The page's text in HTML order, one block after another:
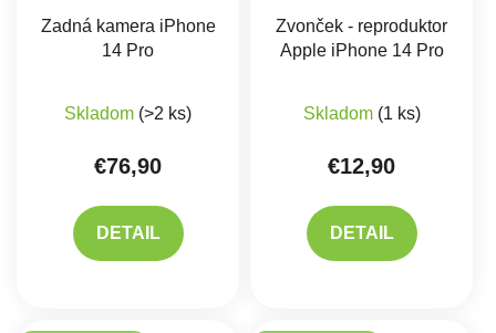
Zadná kamera iPhone
14 Pro
Skladom (>2 ks)
€76,90
DETAIL
Zvonček - reproduktor
Apple iPhone 14 Pro
Skladom (1 ks)
€12,90
DETAIL